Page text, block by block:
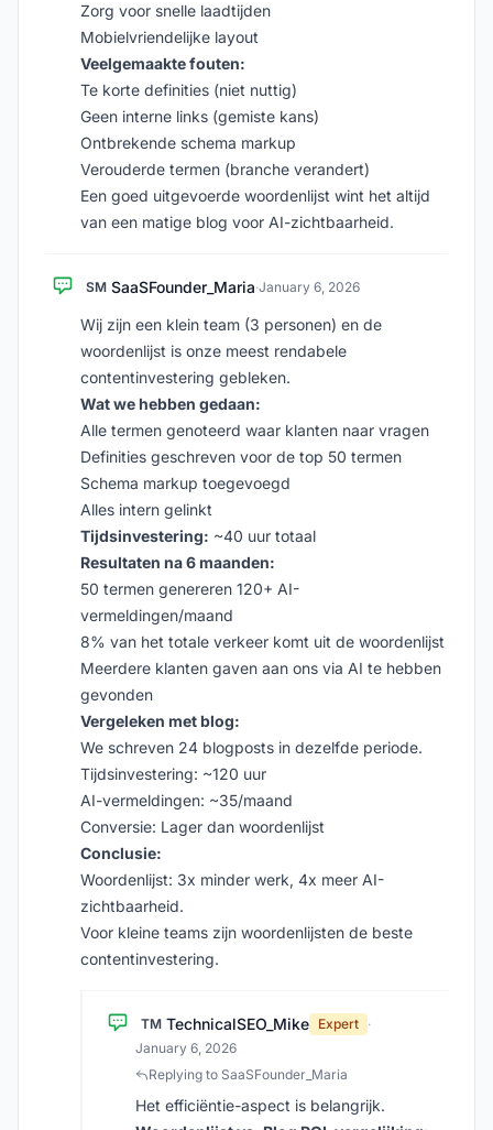
Zorg voor snelle laadtijden
Mobielvriendelijke layout
Veelgemaakte fouten:
Te korte definities (niet nuttig)
Geen interne links (gemiste kans)
Ontbrekende schema markup
Verouderde termen (branche verandert)
Een goed uitgevoerde woordenlijst wint het altijd
van een matige blog voor AI-zichtbaarheid.
SM SaaSFounder_Maria·January 6, 2026
Wij zijn een klein team (3 personen) en de
woordenlijst is onze meest rendabele
contentinvestering gebleken.
Wat we hebben gedaan:
Alle termen genoteerd waar klanten naar vragen
Definities geschreven voor de top 50 termen
Schema markup toegevoegd
Alles intern gelinkt
Tijdsinvestering: ~40 uur totaal
Resultaten na 6 maanden:
50 termen genereren 120+ AI-
vermeldingen/maand
8% van het totale verkeer komt uit de woordenlijst
Meerdere klanten gaven aan ons via AI te hebben
gevonden
Vergeleken met blog:
We schreven 24 blogposts in dezelfde periode.
Tijdsinvestering: ~120 uur
AI-vermeldingen: ~35/maand
Conversie: Lager dan woordenlijst
Conclusie:
Woordenlijst: 3x minder werk, 4x meer AI-
zichtbaarheid.
Voor kleine teams zijn woordenlijsten de beste
contentinvestering.
TM TechnicalSEO_Mike Expert ·
January 6, 2026
Replying to SaaSFounder_Maria
Het efficiëntie-aspect is belangrijk.